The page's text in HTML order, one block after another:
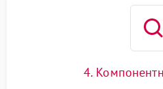
4.